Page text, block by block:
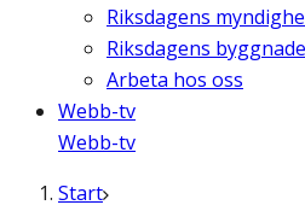
Riksdagens
Riksdagens
Arbeta hos oss
Webb-tv
Webb-tv
Start